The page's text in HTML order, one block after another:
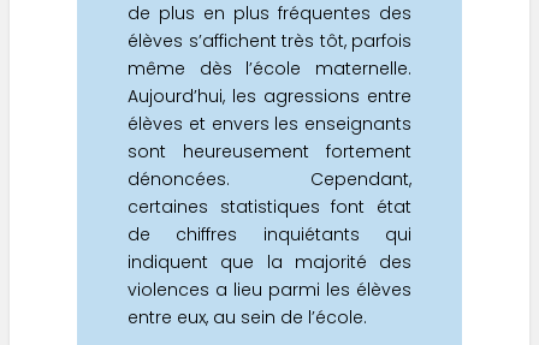
de plus en plus fréquentes des
élèves s’affichent très tôt, parfois
même dès l’école maternelle.
Aujourd’hui, les agressions entre
élèves et envers les enseignants
sont heureusement fortement
dénoncées. Cependant,
certaines statistiques font état
de chiffres inquiétants qui
indiquent que la majorité des
violences a lieu parmi les élèves
entre eux, au sein de l’école.